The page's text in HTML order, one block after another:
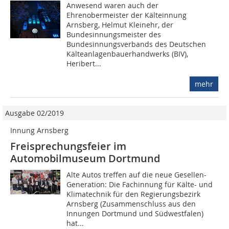
Anwesend waren auch der
Ehrenobermeister der Kälteinnung
Arnsberg, Helmut Kleinehr, der
Bundesinnungsmeister des
Bundesinnungsverbands des Deutschen
Kälteanlagenbauerhandwerks (BIV),
Heribert...
mehr
Ausgabe 02/2019
Innung Arnsberg
Freisprechungsfeier im
Automobilmuseum Dortmund
Alte Autos treffen auf die neue Gesellen-
Generation: Die Fachinnung für Kälte- und
Klimatechnik für den Regierungsbezirk
Arnsberg (Zusammenschluss aus den
Innungen Dortmund und Südwestfalen)
hat...